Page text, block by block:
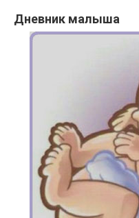
Дневник малыша